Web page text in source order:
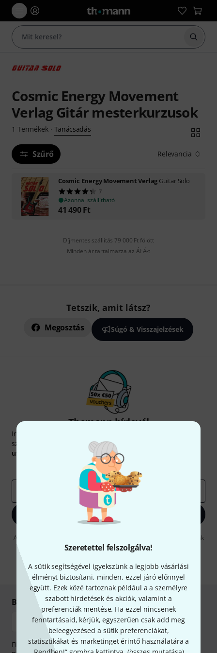
Szeretettel felszolgálva!
A sütik segítségével igyekszünk a legjobb vásárlási
élményt biztosítani, minden, ezzel járó előnnyel
együtt. Ezek közé tartoznak például a a személyre
szabott hirdetések és akciók, valamint a
preferenciák mentése. Ha ezzel nincsenek
fenntartásaid, kérjük, egyszerűen csak add meg
beleegyezésed a sütik preferenciákat,
statisztikákat és marketinget érintő használatára a
Cosmic Energy Movement
Verlag Gitár mesterkurzusok
1 Termékek· Tanácsadás
Szűrő Relevancia
Cosmic Energy Movement Verlag Guitar Solo
7
Azonnal szállítható
41 490 Ft
Díjmentes szállítás 79 000 Ft fölött
Minden ár tartalmazza az ÁFÁ-t
Tetszik, amit látsz?
Megosztás Súgó & Visszajelzések
Thomann hírlevél
Iratkozz fel a Thomann angol nyelvű hírlevelére, és kis
szerencsével megnyerheted a50
utalvány
Inspiráló gondolatok
Akciók
Bejelentkezés
A "Bejelentkezés" gombra kattintva elfogadja, hogy e-mailben küldjünk
önnek hirdetéseket. Bármikor leiratkozhat erről. A hírlevélről további
információkat azdata protection guideline-ben talál.
* Kitöltés kötelező
Biztonságos vásárlás és fizetés
Fizessen biztonságosan, titkosítással: Banki átutalás vagy